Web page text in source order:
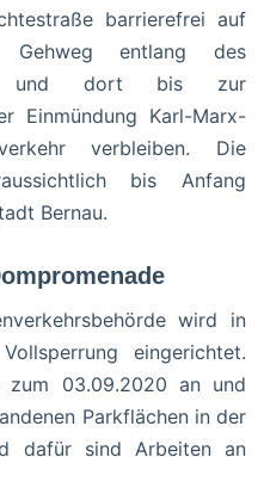
barrierefrei auf
Gehweg entlang des
und dort bis zur
Einmündung Karl-Marx-
verbleiben. Die
bis Anfang
Bernau.
wird in
eingerichtet.
03.09.2020 an und
Parkflächen in der
dafür sind Arbeiten an